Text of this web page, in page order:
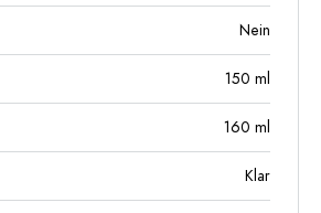
Nein
150 ml
160 ml
Klar